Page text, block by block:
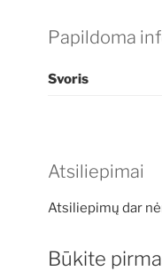
Papildoma
Svoris
Atsiliepimai
Atsiliepimų dar
Būkite